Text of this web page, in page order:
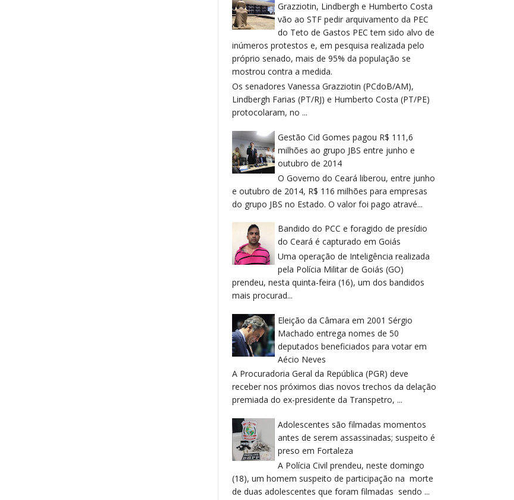
Grazziotin, Lindbergh e Humberto Costa
vão ao STF pedir arquivamento da PEC
do Teto de Gastos PEC tem sido alvo de
inúmeros protestos e, em pesquisa realizada pelo
próprio senado, mais de 95% da população se
mostrou contra a medida.
Os senadores Vanessa Grazziotin (PCdoB/AM),
Lindbergh Farias (PT/RJ) e Humberto Costa (PT/PE)
protocolaram, no ...
Gestão Cid Gomes pagou R$ 111,6
milhões ao grupo JBS entre junho e
outubro de 2014
O Governo do Ceará liberou, entre junho
e outubro de 2014, R$ 116 milhões para empresas
do grupo JBS no Estado. O valor foi pago atravé...
Bandido do PCC e foragido de presídio
do Ceará é capturado em Goiás
Uma operação de Inteligência realizada
pela Polícia Militar de Goiás (GO)
prendeu, nesta quinta-feira (16), um dos bandidos
mais procurad...
Eleição da Câmara em 2001 Sérgio
Machado entrega nomes de 50
deputados beneficiados para votar em
Aécio Neves
A Procuradoria Geral da República (PGR) deve
receber nos próximos dias novos trechos da delação
premiada do ex-presidente da Transpetro, ...
Adolescentes são filmadas momentos
antes de serem assassinadas; suspeito é
preso em Fortaleza
A Polícia Civil prendeu, neste domingo
(18), um homem suspeito de participação na morte
de duas adolescentes que foram filmadas sendo ...